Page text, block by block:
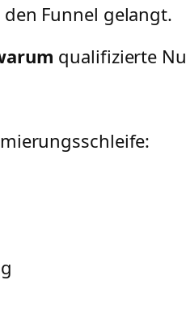
den Funnel gelangt.
qualifizierte